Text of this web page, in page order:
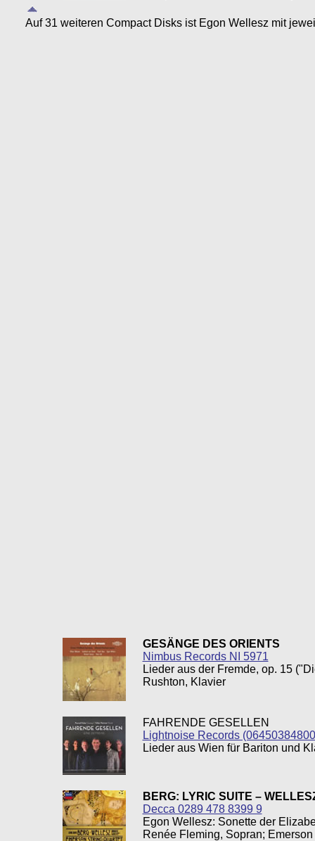
Auf 31 weiteren Compact Disks ist Egon Wellesz mit
GESÄNGE DES ORIENTS
Nimbus Records NI 5971
Lieder aus der Fremde, op. 15
Rushton, Klavier
FAHRENDE GESELLEN
Lightnoise Records
Lieder aus Wien für Bariton und
BERG: LYRIC SUITE –
Decca 0289 478 8399 9
Egon Wellesz: Sonette der
Renée Fleming, Sopran;